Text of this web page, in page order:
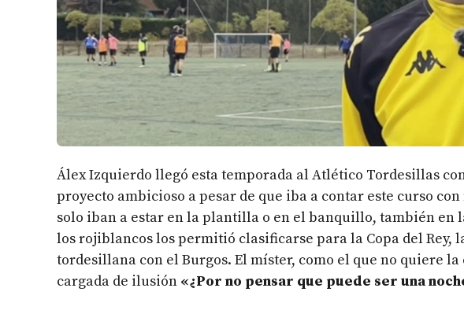
Álex Izquierdo llegó esta temporada al Atlético Tordesillas
proyecto ambicioso a pesar de que iba a contar este curso
solo iban a estar en la plantilla o en el banquillo, también en
los rojiblancos los permitió clasificarse para la Copa del Rey,
tordesillana con el Burgos. El míster, como el que no quiere
cargada de ilusión «¿Por no pensar que puede ser una